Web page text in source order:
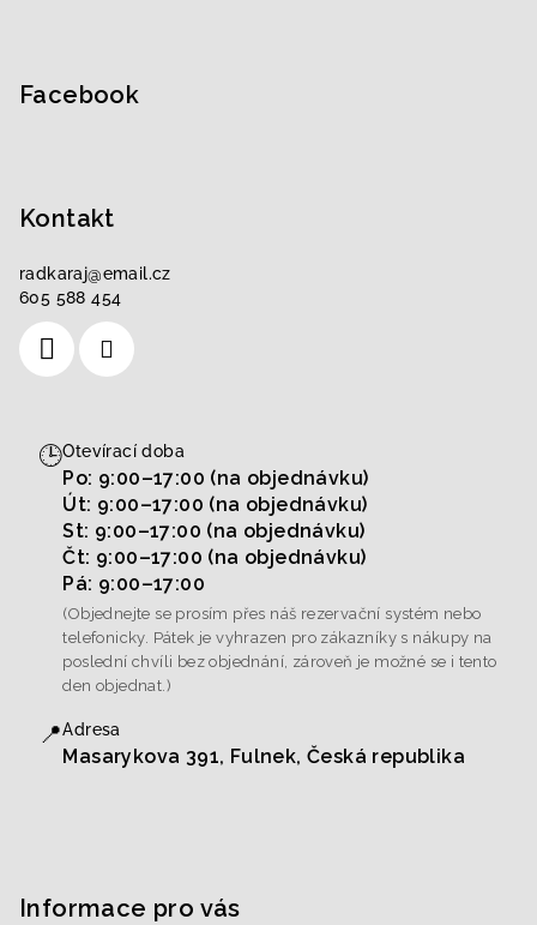
Facebook
Kontakt
radkaraj@email.cz
605 588 454
🕒Otevírací doba
Po: 9:00–17:00 (na objednávku)
Út: 9:00–17:00 (na objednávku)
St: 9:00–17:00 (na objednávku)
Čt: 9:00–17:00 (na objednávku)
Pá: 9:00–17:00
(Objednejte se prosím přes náš rezervační systém nebo
telefonicky. Pátek je vyhrazen pro zákazníky s nákupy na
poslední chvíli bez objednání, zároveň je možné se i tento
den objednat.)
📍Adresa
Masarykova 391, Fulnek, Česká republika
Informace pro vás